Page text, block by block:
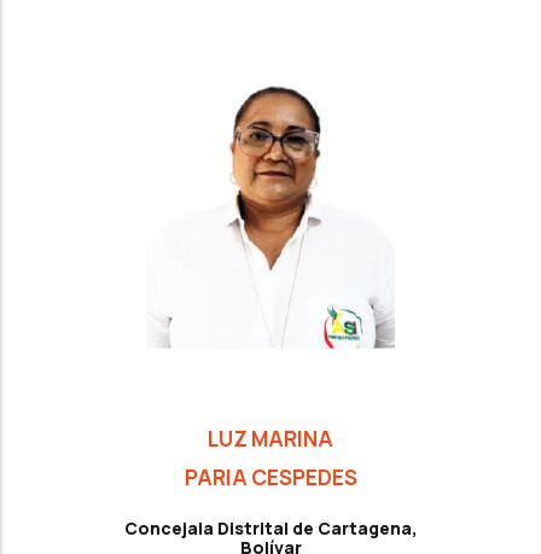
LUZ MARINA
PARIA CESPEDES
Concejala Distrital de Cartagena,
Bolívar